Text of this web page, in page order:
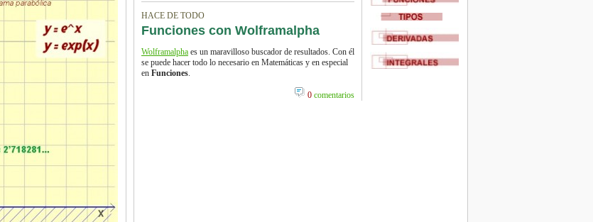
HACE DE TODO
Funciones con Wolframalpha
Wolframalpha es un maravilloso buscador de resultados. Con él
se puede hacer todo lo necesario en Matemáticas y en especial
en Funciones.
0 comentarios